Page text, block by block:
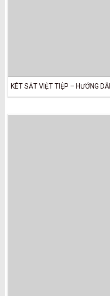
KÉT SẮT VIỆT TIỆP – HƯỚNG